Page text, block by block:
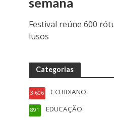
Festival reúne 600
lusos
Categorias
COTIDIANO
3.606
EDUCAÇÃO
891